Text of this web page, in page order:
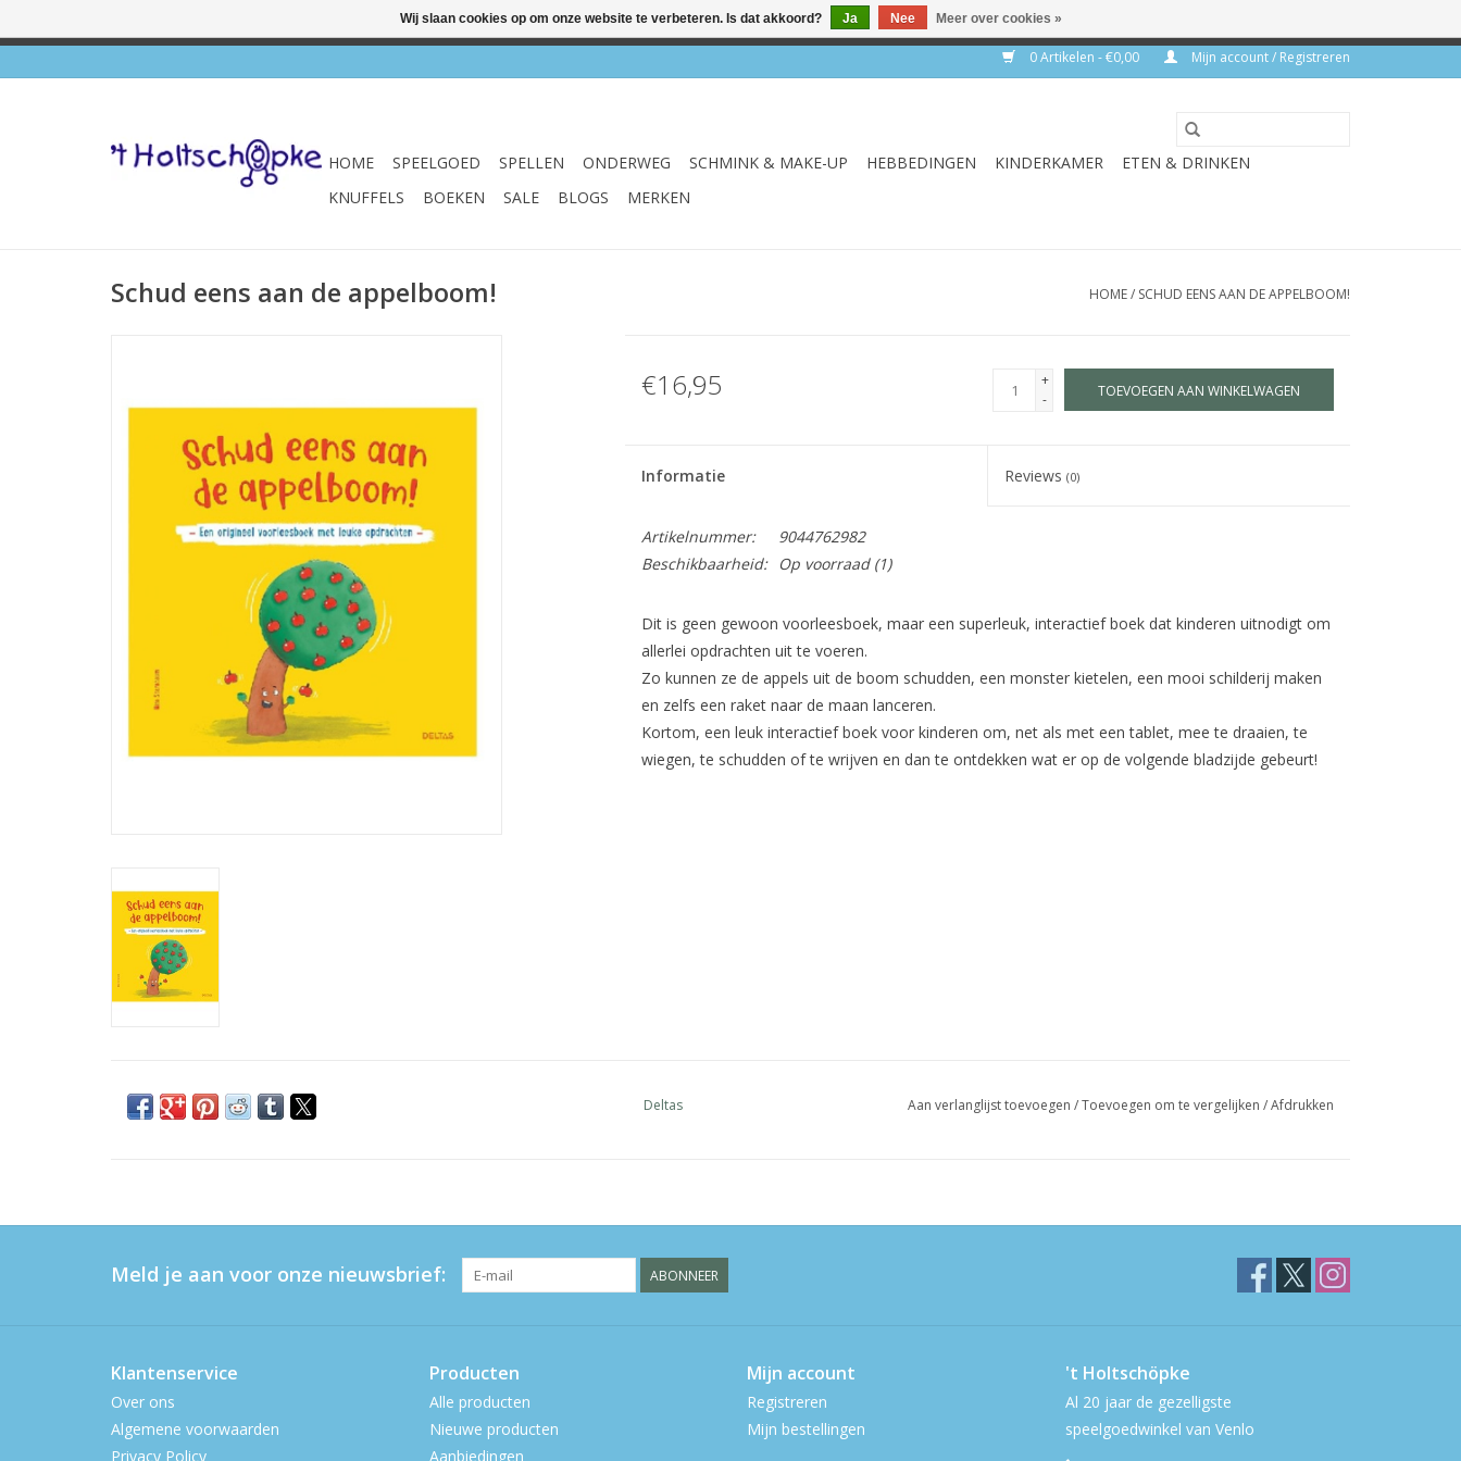
0 Artikelen - €0,00 Mijn account / Registreren
HOME SPEELGOED SPELLEN ONDERWEG SCHMINK & MAKE-UP HEBBEDINGEN KINDERKAMER
ETEN & DRINKEN
KNUFFELS
BOEKEN SALE BLOGS MERKEN
Schud eens aan de appelboom! HOME/ SCHUD EENS AAN DE APPELBOOM!
€16,95
+
-
TOEVOEGEN AAN WINKELWAGEN
Informatie Reviews(0)
Artikelnummer:
9044762982
Beschikbaarheid:
Op voorraad(1)
Dit is geen gewoon voorleesboek, maar een superleuk, interactief boek dat kinderen uitnodigt om
allerlei opdrachten uit te voeren.
Zo kunnen ze de appels uit de boom schudden, een monster kietelen, een mooi schilderij maken
en zelfs een raket naar de maan lanceren.
Kortom, een leuk interactief boek voor kinderen om, net als met een tablet, mee te draaien, te
wiegen, te schudden of te wrijven en dan te ontdekken wat er op de volgende bladzijde gebeurt!
Deltas Aan verlanglijst toevoegen /Toevoegen om te vergelijken /Afdrukken
Meld je aan voor onze nieuwsbrief: ABONNEER
Klantenservice
Over ons
Algemene voorwaarden
Privacy Policy
Producten
Alle producten
Nieuwe producten
Aanbiedingen
Mijn account
Registreren
Mijn bestellingen
't Holtschöpke
Al 20 jaar de gezelligste
speelgoedwinkel van Venlo
Wij slaan cookies op om onze website te verbeteren. Is dat akkoord? Ja Nee Meer over cookies »
✔ Winkel & webshop ✔ Gratis verzenden vanaf €75 ✔ Levertijd 1-3 werkdagen